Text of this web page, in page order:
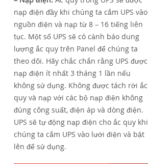
nạp điện đầy khi chúng ta cắm UPS vào
nguồn điện và nạp từ 8 – 16 tiếng liên
tục. Một số UPS sẽ có cảnh báo dung
lượng ắc quy trên Panel để chúng ta
theo dõi. Hãy chắc chắn rằng UPS được
nạp điện ít nhất 3 tháng 1 lần nếu
không sử dụng. Không được tách rời ắc
quy và nạp với các bộ nạp điện không
đúng công suất, điện áp và dòng điện.
UPS sẽ tự động nạp điện cho ắc quy khi
chúng ta cắm UPS vào lưới điện và bật
lên để sử dụng.